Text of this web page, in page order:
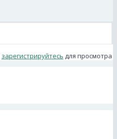
зарегистрируйтесь для просмотра